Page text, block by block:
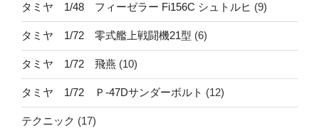
タミヤ 1/48 フィーゼラー Fi156C シュトルヒ (9)
タミヤ 1/72 零式艦上戦闘機21型 (6)
タミヤ 1/72 飛燕 (10)
タミヤ 1/72 Ｐ-47Dサンダーボルト (12)
テクニック (17)